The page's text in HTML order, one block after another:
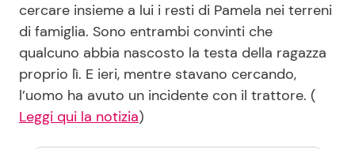
cercare insieme a lui i resti di Pamela nei terreni
di famiglia. Sono entrambi convinti che
qualcuno abbia nascosto la testa della ragazza
proprio lì. E ieri, mentre stavano cercando,
l’uomo ha avuto un incidente con il trattore. (
Leggi qui la notizia)